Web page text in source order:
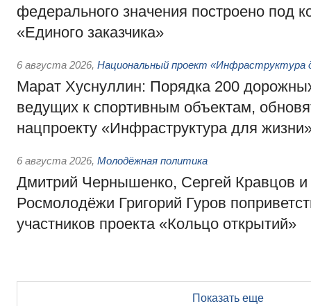
федерального значения построено под
«Единого заказчика»
6 августа 2026, Национальный проект «Инфраструктура
Марат Хуснуллин: Порядка 200
ведущих к спортивным объектам,
нацпроекту «Инфраструктура для
6 августа 2026, Молодёжная политика
Дмитрий Чернышенко, Сергей Кравцов и
Росмолодёжи Григорий Гуров
участников проекта «Кольцо открытий»
Показать еще